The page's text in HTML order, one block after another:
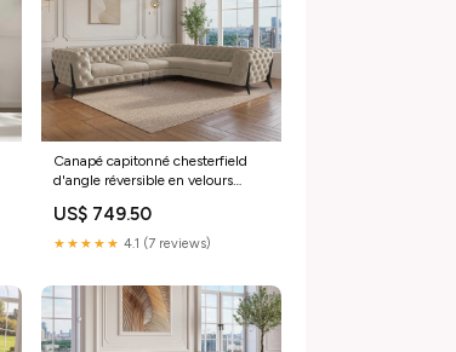
Canapé capitonné chesterfield
d'angle réversible en velours
US$ 749.50
★★★★★ 4.1 (7 reviews)